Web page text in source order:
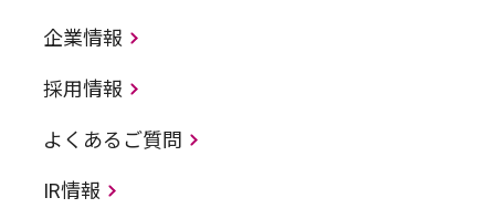
企業情報
採用情報
よくあるご質問
IR情報